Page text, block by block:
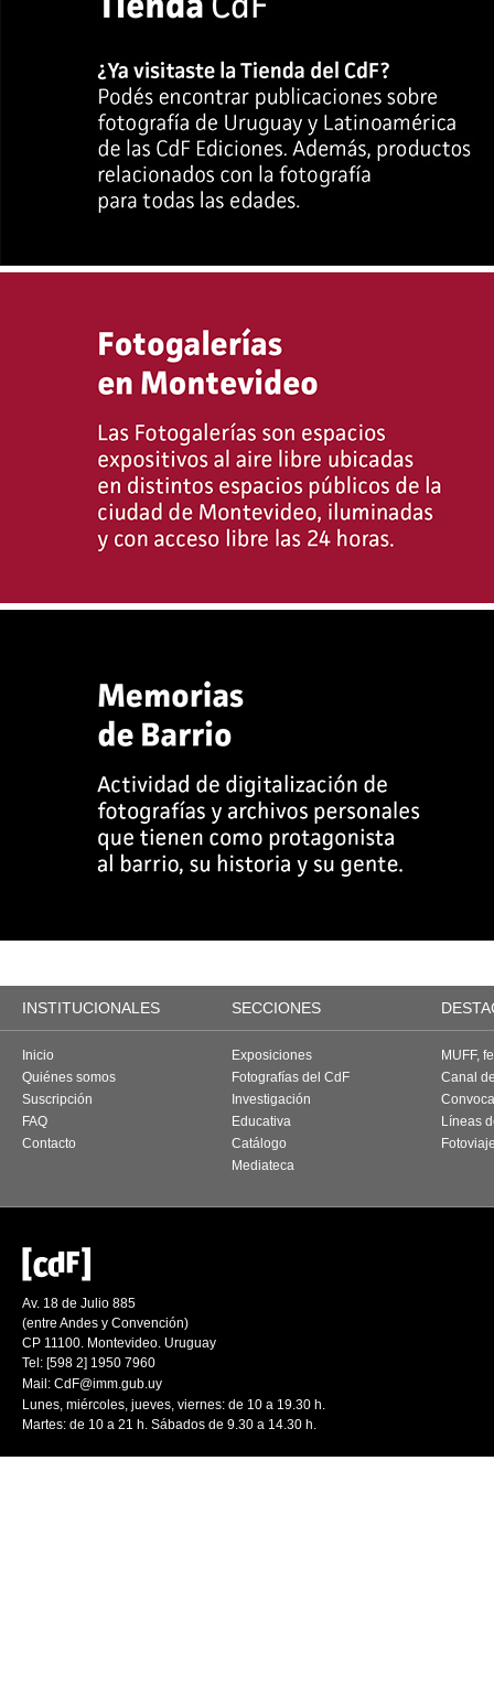
INSTITUCIONALES SECCIONES
Inicio
Quiénes somos
Suscripción
FAQ
Contacto
Exposiciones
Fotografías del CdF
Investigación
Educativa
Catálogo
Mediateca
MUFF,
Canal
Líneas
Av. 18 de Julio 885
(entre Andes y Convención)
CP 11100. Montevideo. Uruguay
Tel: [598 2] 1950 7960
Mail: CdF@imm.gub.uy
Lunes, miércoles, jueves, viernes: de 10 a 19.30 h.
Martes: de 10 a 21 h. Sábados de 9.30 a 14.30 h.